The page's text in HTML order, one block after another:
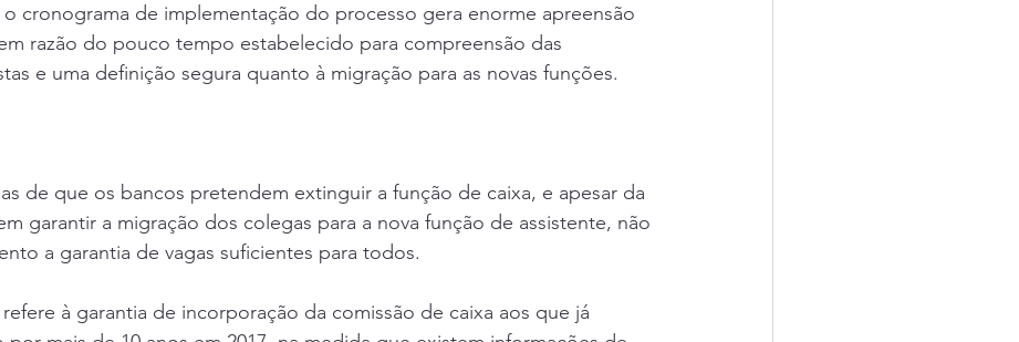
o cronograma de implementação do processo gera enorme apreensão
razão do pouco tempo estabelecido para compreensão das
e uma definição segura quanto à migração para as novas funções.
de que os bancos pretendem extinguir a função de caixa, e apesar da
garantir a migração dos colegas para a nova função de assistente, não
a garantia de vagas suficientes para todos.
à garantia de incorporação da comissão de caixa aos que já